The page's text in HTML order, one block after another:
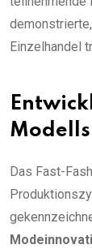
Einzelhandel
Modells
Das Fast-